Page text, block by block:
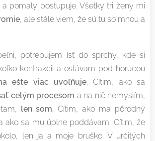
pomaly postupuje. Všetky tri ženy mi
, ale stále viem, že sú tu so mnou a
potrebujem ísť do sprchy, kde si
kontrakcii a ostávam pod horúcou
ešte viac uvoľňuje. Cítim, ako sa
celým procesom a na nič nemyslím,
len som. Cítim, ako ma pôrodný
ako sa mu úplne poddávam. Cítim, že
len ja a moje bruško. V určitých